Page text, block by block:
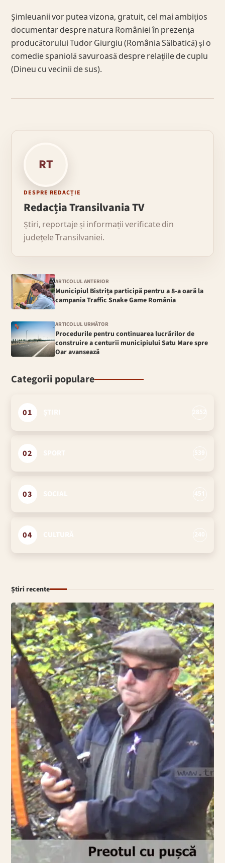
Șimleuanii vor putea vizona, gratuit, cel mai ambițios
documentar despre natura României în prezența
producătorului Tudor Giurgiu (România Sălbatică) și o
comedie spaniolă savuroasă despre relațiile de cuplu
(Dineu cu vecinii de sus).
RT
DESPRE REDACȚIE
Redacția Transilvania TV
Știri, reportaje și informații verificate din
județele Transilvaniei.
ARTICOLUL ANTERIOR
Municipiul Bistrița participă pentru a 8-a oară la
campania Traffic Snake Game România
ARTICOLUL URMĂTOR
Procedurile pentru continuarea lucrărilor de
construire a centurii municipiului Satu Mare spre
Oar avansează
Categorii populare
01
02
03
04
Știri recente